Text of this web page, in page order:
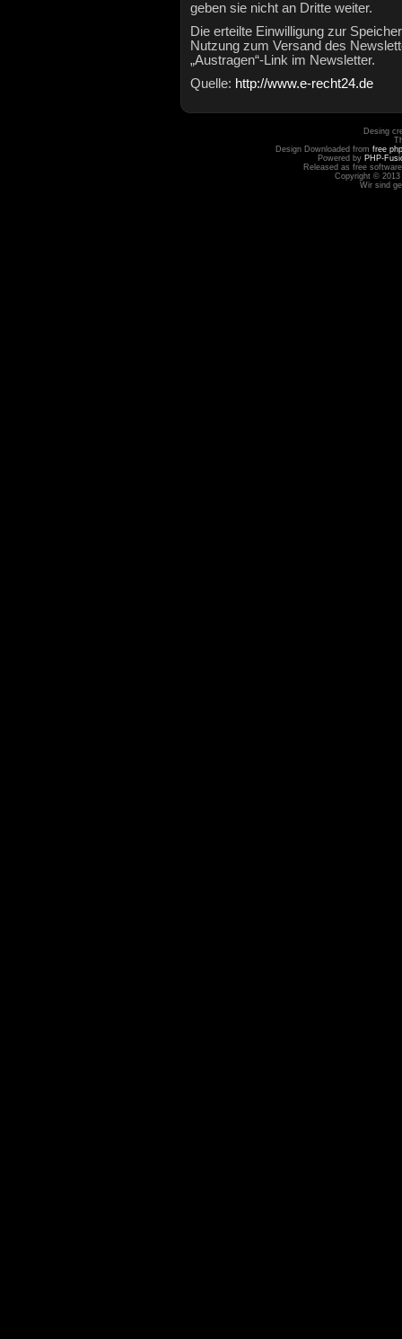
geben sie nicht an Dritte weiter.
Die erteilte Einwilligung zur
Nutzung zum Versand des
„Austragen“-Link im Newsletter.
Quelle: http://www.e-recht24.de
Desing
Design Downloaded from free
Powered by PHP-
Released as free
Copyright ©
Wir sind